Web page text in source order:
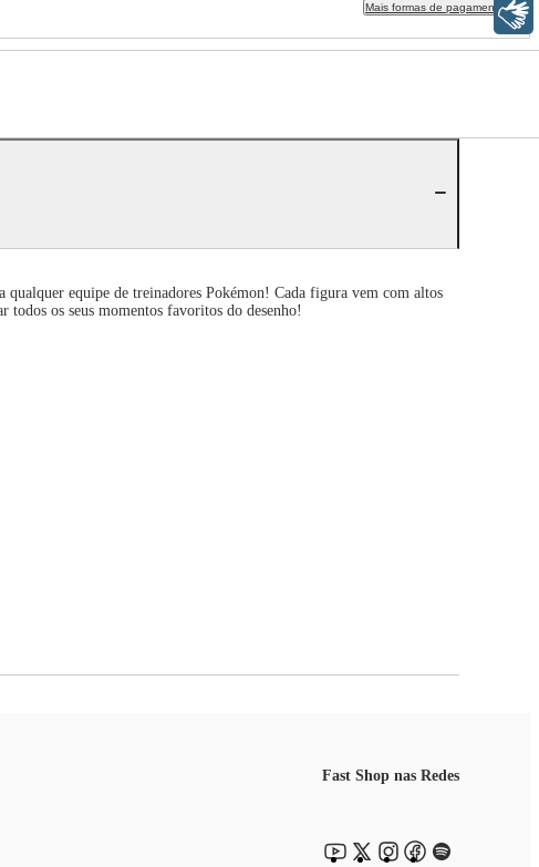
Mais formas de pagamento
equipe de treinadores Pokémon! Cada figura vem com altos
todos os seus momentos favoritos do desenho!
Fast Shop nas Redes
Libras